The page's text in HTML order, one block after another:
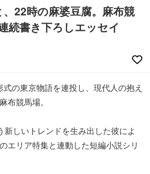
22時の麻婆豆腐。麻布競
続書き下ろしエッセイ
式の東京物語を連投し、現代人の抱え
布競馬場。
新しいトレンドを生み出した彼によ
エリア特集と連動した短編小説シリ